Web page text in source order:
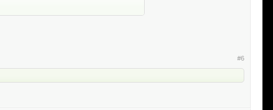
#6